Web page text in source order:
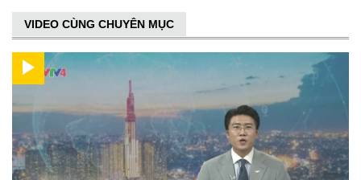
VIDEO CÙNG CHUYÊN MỤC